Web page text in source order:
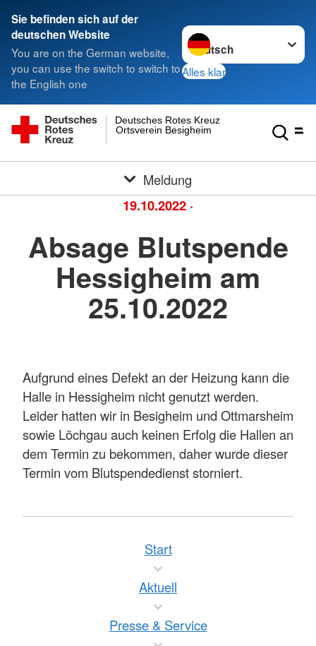
Sie befinden sich auf der
deutschen Website
You are on the German website,
you can use the switch to switch to
the English one
Sprache wechseln zu
Alles klar
Ortsverein Besigheim
Deutsches Rotes Kreuz
Meldung
19.10.2022 ·
Absage Blutspende
Hessigheim am
25.10.2022
Aufgrund eines Defekt an der Heizung kann die
Halle in Hessigheim nicht genutzt werden.
Leider hatten wir in Besigheim und Ottmarsheim
sowie Löchgau auch keinen Erfolg die Hallen an
dem Termin zu bekommen, daher wurde dieser
Termin vom Blutspendedienst storniert.
Start
Aktuell
Presse & Service